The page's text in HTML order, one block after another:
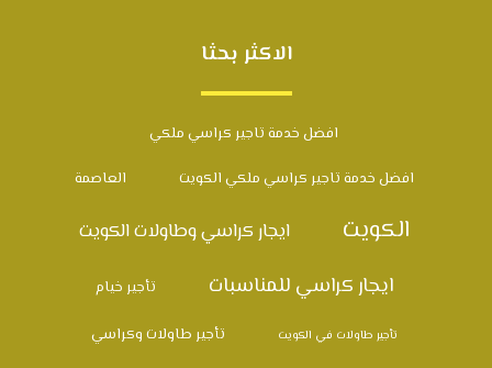
الاكثر بحثا
افضل خدمة تاجير كراسي ملكي
افضل خدمة تاجير كراسي ملكي الكويت العاصمة
الكويت ايجار كراسي وطاولات الكويت
ايجار كراسي للمناسبات تأجير خيام
تأجير طاولات في الكويت تأجير طاولات وكراسي